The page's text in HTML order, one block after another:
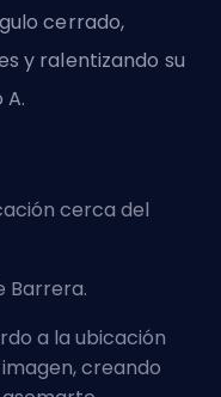
cerrado,
y ralentizando su
cerca del
Barrera.
a la ubicación
creando